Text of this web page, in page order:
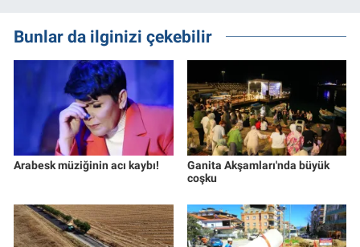
Bunlar da ilginizi çekebilir
Arabesk müziğinin acı kaybı!
Ganita Akşamları'nda büyük
coşku